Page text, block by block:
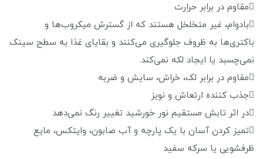
مقاوم در برابر حرارت
بادوام، غیر متخلخل هستند که از گسترش میکروب‌ها و
باکتری‌ها به ظروف جلوگیری می‌کنند و بقایای غذا به سطح سینک
نمی‌چسبد یا ایجاد لکه نمی‌کند.
مقاوم در برابر لک، خراش، سایش و ضربه
جذب کننده ارتعاش و نویز
در اثر تابش مستقیم نور خورشید تغییر رنگ نمی‌دهد
تمیز کردن آسان با یک پارچه و آب صابون، وایتکس، مایع
ظرفشویی یا سرکه سفید